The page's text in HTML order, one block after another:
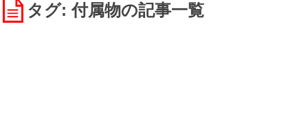
タグ: 付属物の記事一覧